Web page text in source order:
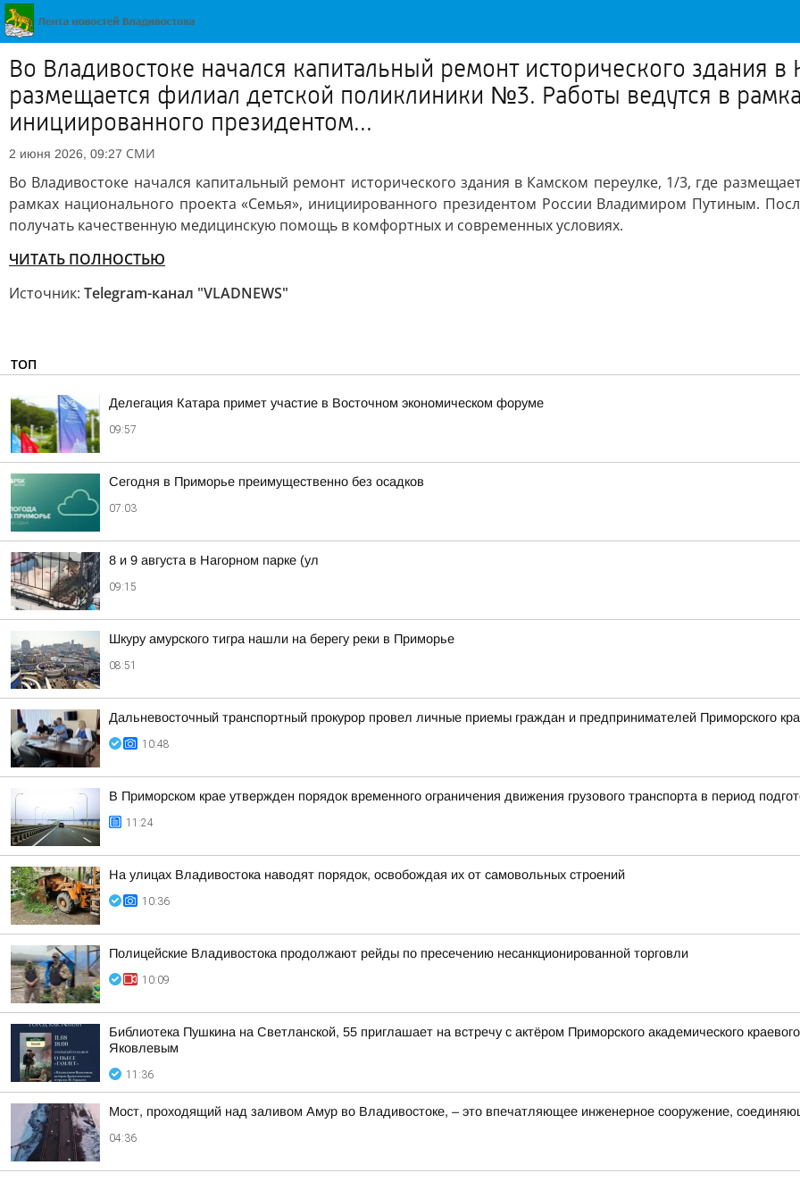
Во Владивостоке начался капитальный ремонт исторического здания
размещается филиал детской поликлиники №3. Работы ведутся в
инициированного президентом...
2 июня 2026, 09:27 СМИ
Во Владивостоке начался капитальный ремонт исторического здания в Камском переулке, 1/3, где
рамках национального проекта «Семья», инициированного президентом России Владимиром Путиным.
получать качественную медицинскую помощь в комфортных и современных условиях.
ЧИТАТЬ ПОЛНОСТЬЮ
Источник: Telegram-канал "VLADNEWS"
ТОП
Делегация Катара примет участие в Восточном экономическом форуме
09:57
Сегодня в Приморье преимущественно без осадков
07:03
8 и 9 августа в Нагорном парке (ул
09:15
Шкуру амурского тигра нашли на берегу реки в Приморье
08:51
Дальневосточный транспортный прокурор провел личные приемы граждан и предпринимателей Приморского
10:48
В Приморском крае утвержден порядок временного ограничения движения грузового транспорта в период
11:24
На улицах Владивостока наводят порядок, освобождая их от самовольных строений
10:36
Полицейские Владивостока продолжают рейды по пресечению несанкционированной торговли
10:09
Библиотека Пушкина на Светланской, 55 приглашает на встречу с актёром Приморского академического
Яковлевым
11:36
Мост, проходящий над заливом Амур во Владивостоке, – это впечатляющее инженерное сооружение,
04:36